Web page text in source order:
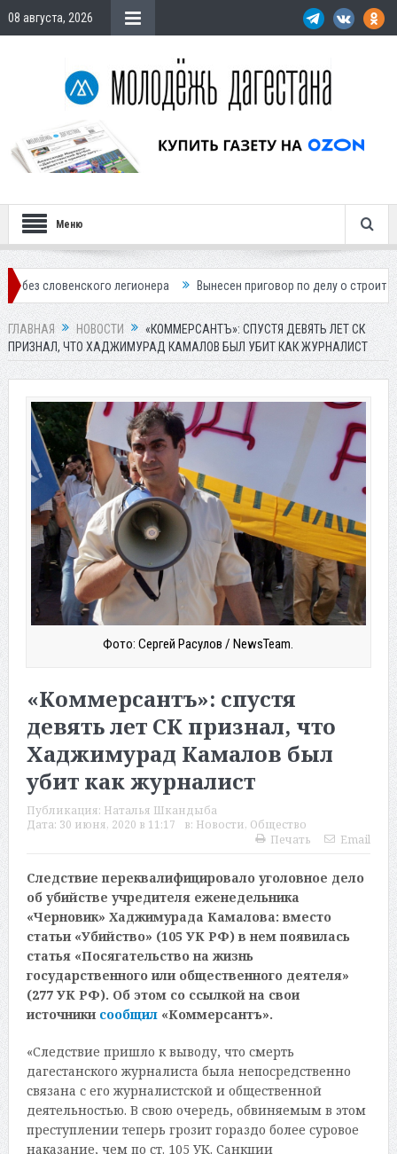
08 августа, 2026
Меню
легионера Вынесен приговор по делу о строительстве
ГЛАВНАЯ НОВОСТИ
«КОММЕРСАНТЪ»: СПУСТЯ ДЕВЯТЬ ЛЕТ СК
ПРИЗНАЛ, ЧТО ХАДЖИМУРАД КАМАЛОВ БЫЛ УБИТ КАК ЖУРНАЛИСТ
Фото: Сергей Расулов / NewsTeam.
«Коммерсантъ»: спустя
девять лет СК признал, что
Хаджимурад Камалов был
убит как журналист
Публикация: Наталья Шкандыба
Дата: 30 июня, 2020 в 11:17 в: Новости, Общество
Печать
Email
Следствие переквалифицировало уголовное дело
об убийстве учредителя еженедельника
«Черновик» Хаджимурада Камалова: вместо
статьи «Убийство» (105 УК РФ) в нем появилась
статья «Посягательство на жизнь
государственного или общественного деятеля»
(277 УК РФ). Об этом со ссылкой на свои
источники сообщил«Коммерсантъ».
«Следствие пришло к выводу, что смерть
дагестанского журналиста была непосредственно
связана с его журналистской и общественной
деятельностью. В свою очередь, обвиняемым в этом
преступлении теперь грозит гораздо более суровое
наказание, чем по ст. 105 УК. Санкции